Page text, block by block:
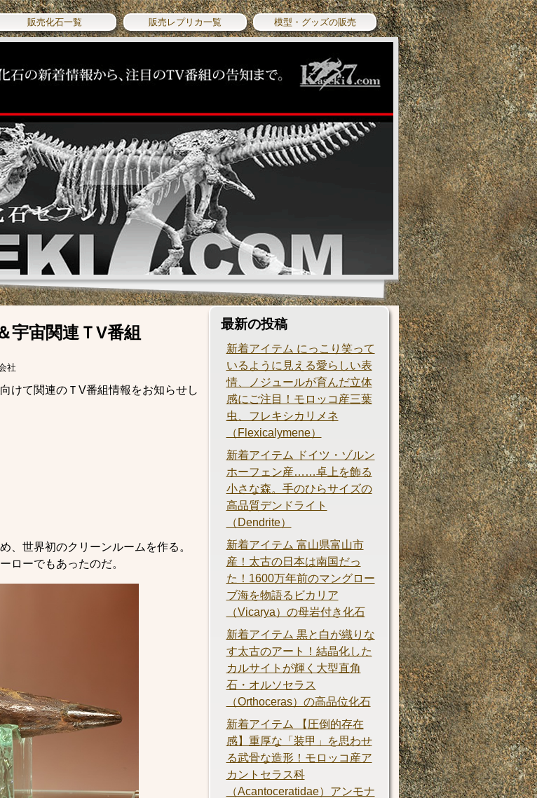
販売化石一覧 販売レプリカ一覧 模型・グッズの販売
宇宙関連ＴV番組
社
けて関連のＴV番組情報をお知らせし
、世界初のクリーンルームを作る。
ローでもあったのだ。
最新の投稿
新着アイテム にっこり笑って
いるように見える愛らしい表
情、ノジュールが育んだ立体
感にご注目！モロッコ産三葉
虫、フレキシカリメネ
（Flexicalymene）
新着アイテム ドイツ・ゾルン
ホーフェン産……卓上を飾る
小さな森。手のひらサイズの
高品質デンドライト
（Dendrite）
新着アイテム 富山県富山市
産！太古の日本は南国だっ
た！1600万年前のマングロー
ブ海を物語るビカリア
（Vicarya）の母岩付き化石
新着アイテム 黒と白が織りな
す太古のアート！結晶化した
カルサイトが輝く大型直角
石・オルソセラス
（Orthoceras）の高品位化石
新着アイテム 【圧倒的存在
感】重厚な「装甲」を思わせ
る武骨な造形！モロッコ産ア
カントセラス科
（Acantoceratidae）アンモナ